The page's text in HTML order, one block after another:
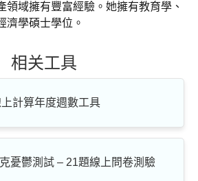
領域擁有豐富經驗。她擁有教育學、
濟學碩士學位。
相关工具
計算年度週數工具
憂鬱測試 – 21題線上問卷測驗